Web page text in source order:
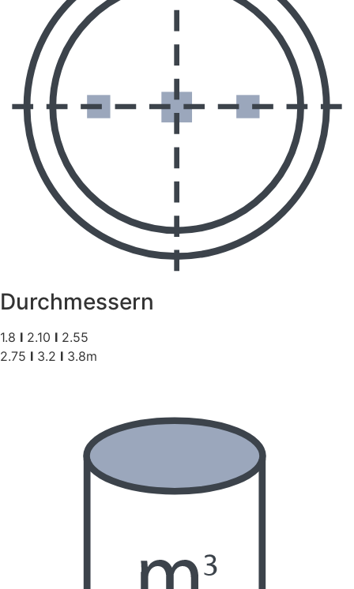
Durchmessern
1.8 I 2.10 I 2.55
2.75 I 3.2 I 3.8m